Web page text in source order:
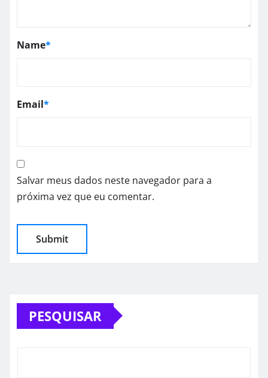
Name*
Email*
Salvar meus dados neste navegador para a
próxima vez que eu comentar.
PESQUISAR